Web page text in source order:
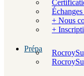
+ Nous
+
Prépa